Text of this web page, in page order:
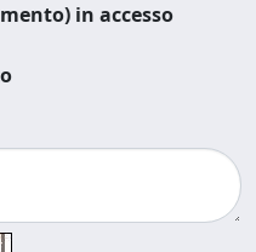
in accesso